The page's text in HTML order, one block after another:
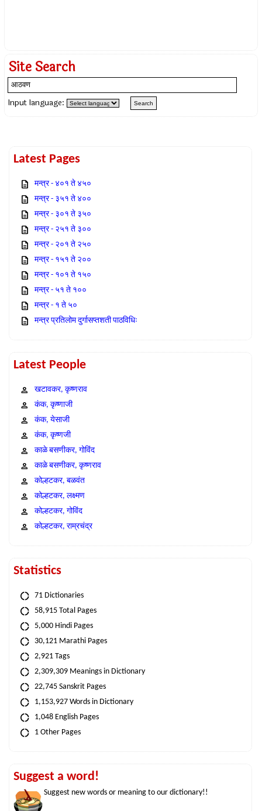
Site Search
Input language:
Latest Pages
मन्त्र - ४०१ ते ४५०
मन्त्र - ३५१ ते ४००
मन्त्र - ३०१ ते ३५०
मन्त्र - २५१ ते ३००
मन्त्र - २०१ ते २५०
मन्त्र - १५१ ते २००
मन्त्र - १०१ ते १५०
मन्त्र - ५१ ते १००
मन्त्र - १ ते ५०
मन्त्र प्रतिलोम दुर्गासप्तशती पाठविधिः
Latest People
खटावकर, कृष्णराव
कंक, कृष्णाजी
कंक, येसाजी
कंक, कृष्णजी
काळे बसणीकर, गोविंद
काळे बसणीकर, कृष्णराव
कोल्हटकर, बळवंत
कोल्हटकर, लक्ष्मण
कोल्हटकर, गोविंद
कोल्हटकर, राम्रचंद्र
Statistics
71 Dictionaries
58,915 Total Pages
5,000 Hindi Pages
30,121 Marathi Pages
2,921 Tags
2,309,309 Meanings in Dictionary
22,745 Sanskrit Pages
1,153,927 Words in Dictionary
1,048 English Pages
1 Other Pages
Suggest a word!
Suggest new words or meaning to our dictionary!!